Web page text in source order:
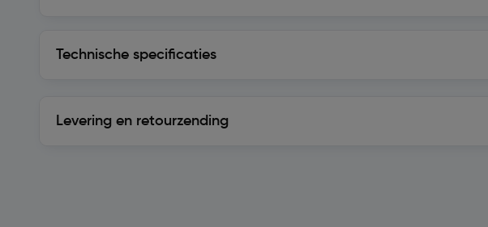
Technische specificaties
Levering en retourzending